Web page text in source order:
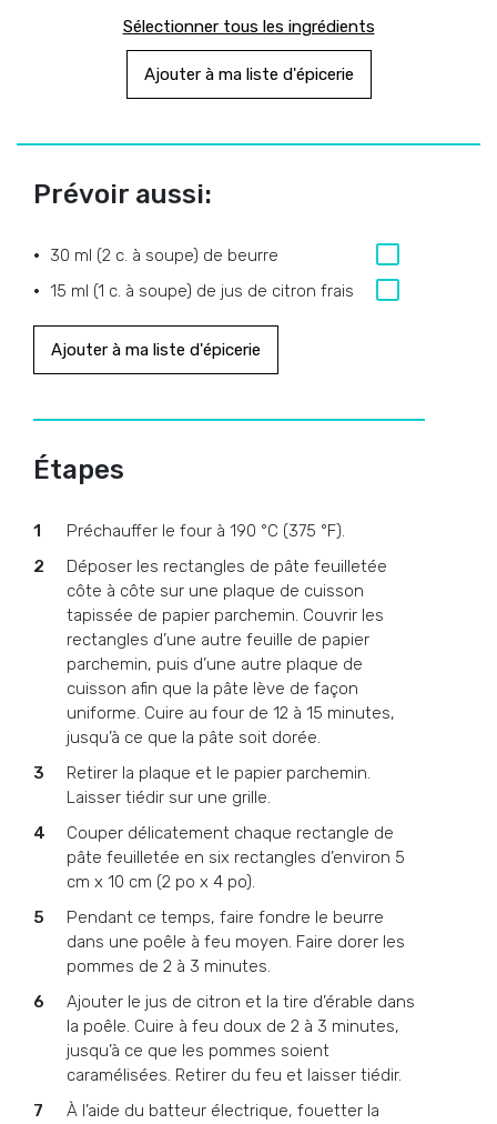
Sélectionner tous les ingrédients
Ajouter à ma liste d'épicerie
Prévoir aussi:
30 ml (2 c. à soupe) de beurre
15 ml (1 c. à soupe) de jus de citron frais
Ajouter à ma liste d'épicerie
Étapes
Préchauffer le four à 190 °C (375 °F).
Déposer les rectangles de pâte feuilletée
côte à côte sur une plaque de cuisson
tapissée de papier parchemin. Couvrir les
rectangles d’une autre feuille de papier
parchemin, puis d’une autre plaque de
cuisson afin que la pâte lève de façon
uniforme. Cuire au four de 12 à 15 minutes,
jusqu’à ce que la pâte soit dorée.
Retirer la plaque et le papier parchemin.
Laisser tiédir sur une grille.
Couper délicatement chaque rectangle de
pâte feuilletée en six rectangles d’environ 5
cm x 10 cm (2 po x 4 po).
Pendant ce temps, faire fondre le beurre
dans une poêle à feu moyen. Faire dorer les
pommes de 2 à 3 minutes.
Ajouter le jus de citron et la tire d’érable dans
la poêle. Cuire à feu doux de 2 à 3 minutes,
jusqu’à ce que les pommes soient
caramélisées. Retirer du feu et laisser tiédir.
À l’aide du batteur électrique, fouetter la